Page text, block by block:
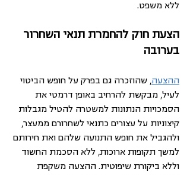
ללא משפט.
הצעת חוק להחמרת תנאי השחרור
בערובה
ההצעה, שהוזכרה גם בפרק על חופש הביטוי
לעיל, מבקשת להרחיב באופן דרמטי את
הסמכויות הנתונות למשטרה להטיל מגבלות
קיצוניות על עצורים כתנאי לשחרורם ממעצר,
ולהגביל את חופש התנועה שלהם ואת חירותם
למשך תקופות ארוכות, ללא הסכמת החשוד
וללא ביקורת שיפוטית. ההצעה משקפת